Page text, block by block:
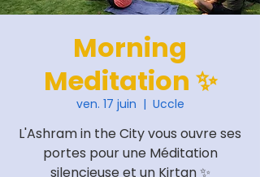
Morning
Meditation ✨
ven. 17 juin
  |
Uccle
L'Ashram in the City vous ouvre ses
portes pour une Méditation